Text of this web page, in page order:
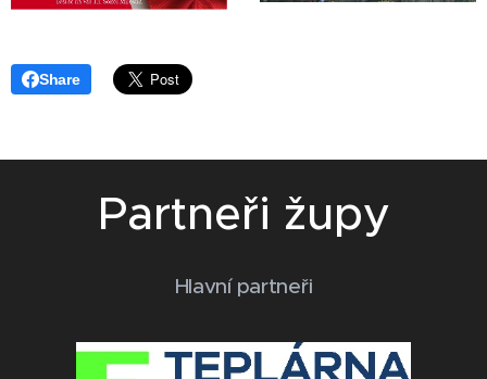
Share
Partneři župy
Hlavní partneři